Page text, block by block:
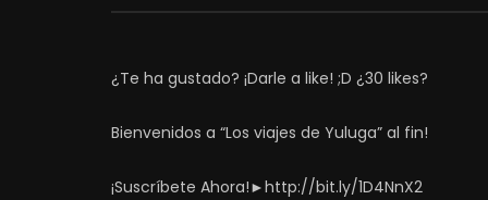
¿Te ha gustado? ¡Darle a like! ;D ¿30 likes?
Bienvenidos a “Los viajes de Yuluga” al fin!
¡Suscríbete Ahora!►http://bit.ly/1D4NnX2